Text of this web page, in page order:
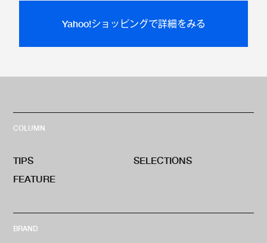
Yahoo!ショッピングで詳細をみる
COLUMN
TIPS
SELECTIONS
FEATURE
BRAND